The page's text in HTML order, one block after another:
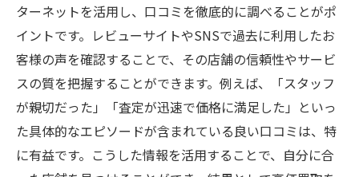
ターネットを活用し、口コミを徹底的に調べることがポ
イントです。レビューサイトやSNSで過去に利用したお
客様の声を確認することで、その店舗の信頼性やサービ
スの質を把握することができます。例えば、「スタッフ
が親切だった」「査定が迅速で価格に満足した」といっ
た具体的なエピソードが含まれている良い口コミは、特
に有益です。こうした情報を活用することで、自分に合